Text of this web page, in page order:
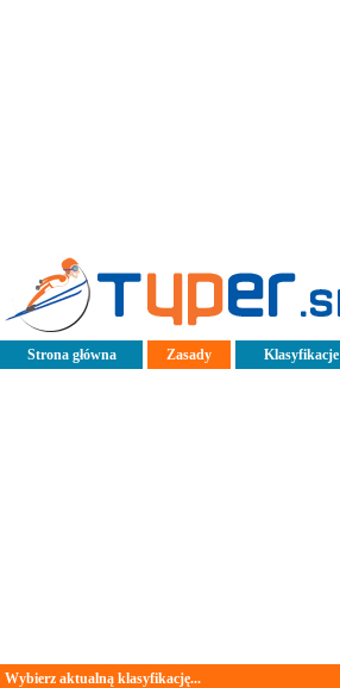
Strona główna Zasady Klasyfikacje
Wybierz aktualną klasyfikację...